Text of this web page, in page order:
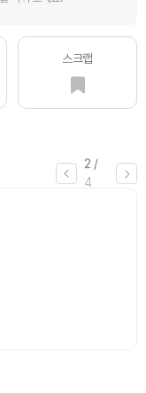
스크랩
2 /
4